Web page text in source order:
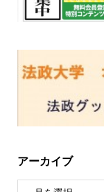
アーカイブ